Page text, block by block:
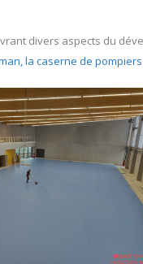
divers aspects du
la caserne de